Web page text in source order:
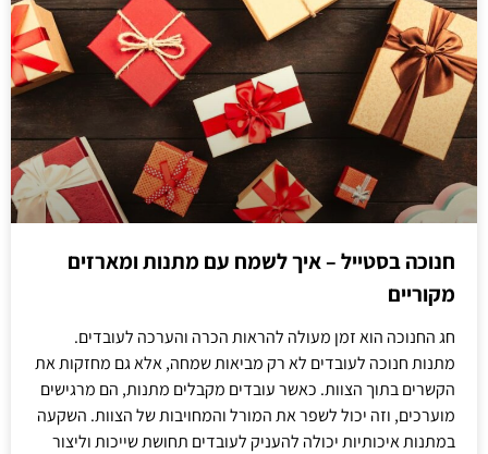
חנוכה בסטייל – איך לשמח עם מתנות ומארזים
מקוריים
חג החנוכה הוא זמן מעולה להראות הכרה והערכה לעובדים.
מתנות חנוכה לעובדים לא רק מביאות שמחה, אלא גם מחזקות את
הקשרים בתוך הצוות. כאשר עובדים מקבלים מתנות, הם מרגישים
מוערכים, וזה יכול לשפר את המורל והמחויבות של הצוות. השקעה
במתנות איכותיות יכולה להעניק לעובדים תחושת שייכות וליצור